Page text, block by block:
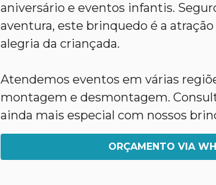
aniversário e eventos infantis.
aventura, este brinquedo é a
alegria da criançada.
Atendemos eventos em várias
montagem e desmontagem.
ainda mais especial com nossos
ORÇAMENTO VIA